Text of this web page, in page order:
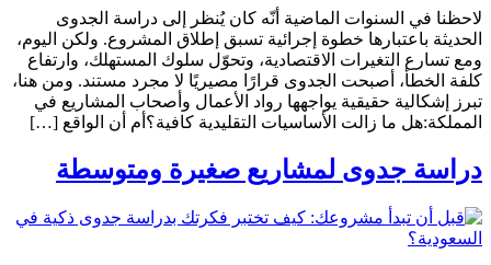
لاحظنا في السنوات الماضية أنّه كان يُنظر إلى دراسة الجدوى
الحديثة باعتبارها خطوة إجرائية تسبق إطلاق المشروع. ولكن اليوم،
ومع تسارع التغيرات الاقتصادية، وتحوّل سلوك المستهلك، وارتفاع
كلفة الخطأ، أصبحت الجدوى قرارًا مصيريًا لا مجرد مستند. ومن هنا،
تبرز إشكالية حقيقية يواجهها رواد الأعمال وأصحاب المشاريع في
المملكة:هل ما زالت الأساسيات التقليدية كافية؟أم أن الواقع […]
دراسة جدوى لمشاريع صغيرة ومتوسطة